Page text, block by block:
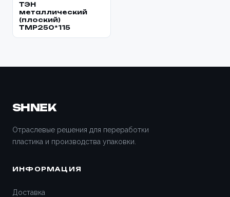
ТЭН
металлический
(плоский)
TMP250*115
SHNEK
Отраслевые решения для переработки
пластика и производства упаковки.
ИНФОРМАЦИЯ
Доставка